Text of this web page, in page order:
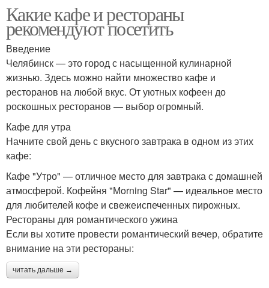
Какие кафе и рестораны
рекомендуют посетить
Введение
Челябинск — это город с насыщенной кулинарной
жизнью. Здесь можно найти множество кафе и
ресторанов на любой вкус. От уютных кофеен до
роскошных ресторанов — выбор огромный.
Кафе для утра
Начните свой день с вкусного завтрака в одном из этих
кафе:
Кафе "Утро" — отличное место для завтрака с домашней
атмосферой. Кофейня "Мorning Star" — идеальное место
для любителей кофе и свежеиспеченных пирожных.
Рестораны для романтического ужина
Если вы хотите провести романтический вечер, обратите
внимание на эти рестораны:
читать дальше →